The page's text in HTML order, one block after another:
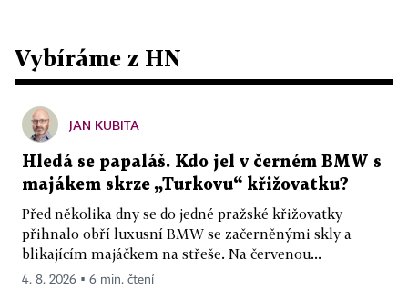
Vybíráme z HN
JAN KUBITA
Hledá se papaláš. Kdo jel v černém BMW s
majákem skrze „Turkovu“ křižovatku?
Před několika dny se do jedné pražské křižovatky
přihnalo obří luxusní BMW se začerněnými skly a
blikajícím majáčkem na střeše. Na červenou...
4. 8. 2026 ▪ 6 min. čtení